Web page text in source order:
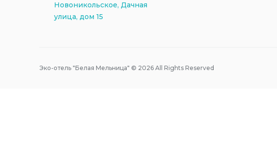
Новоникольское, Дачная
улица, дом 15
Эко-отель "Белая Мельница" © 2026 All Rights Reserved